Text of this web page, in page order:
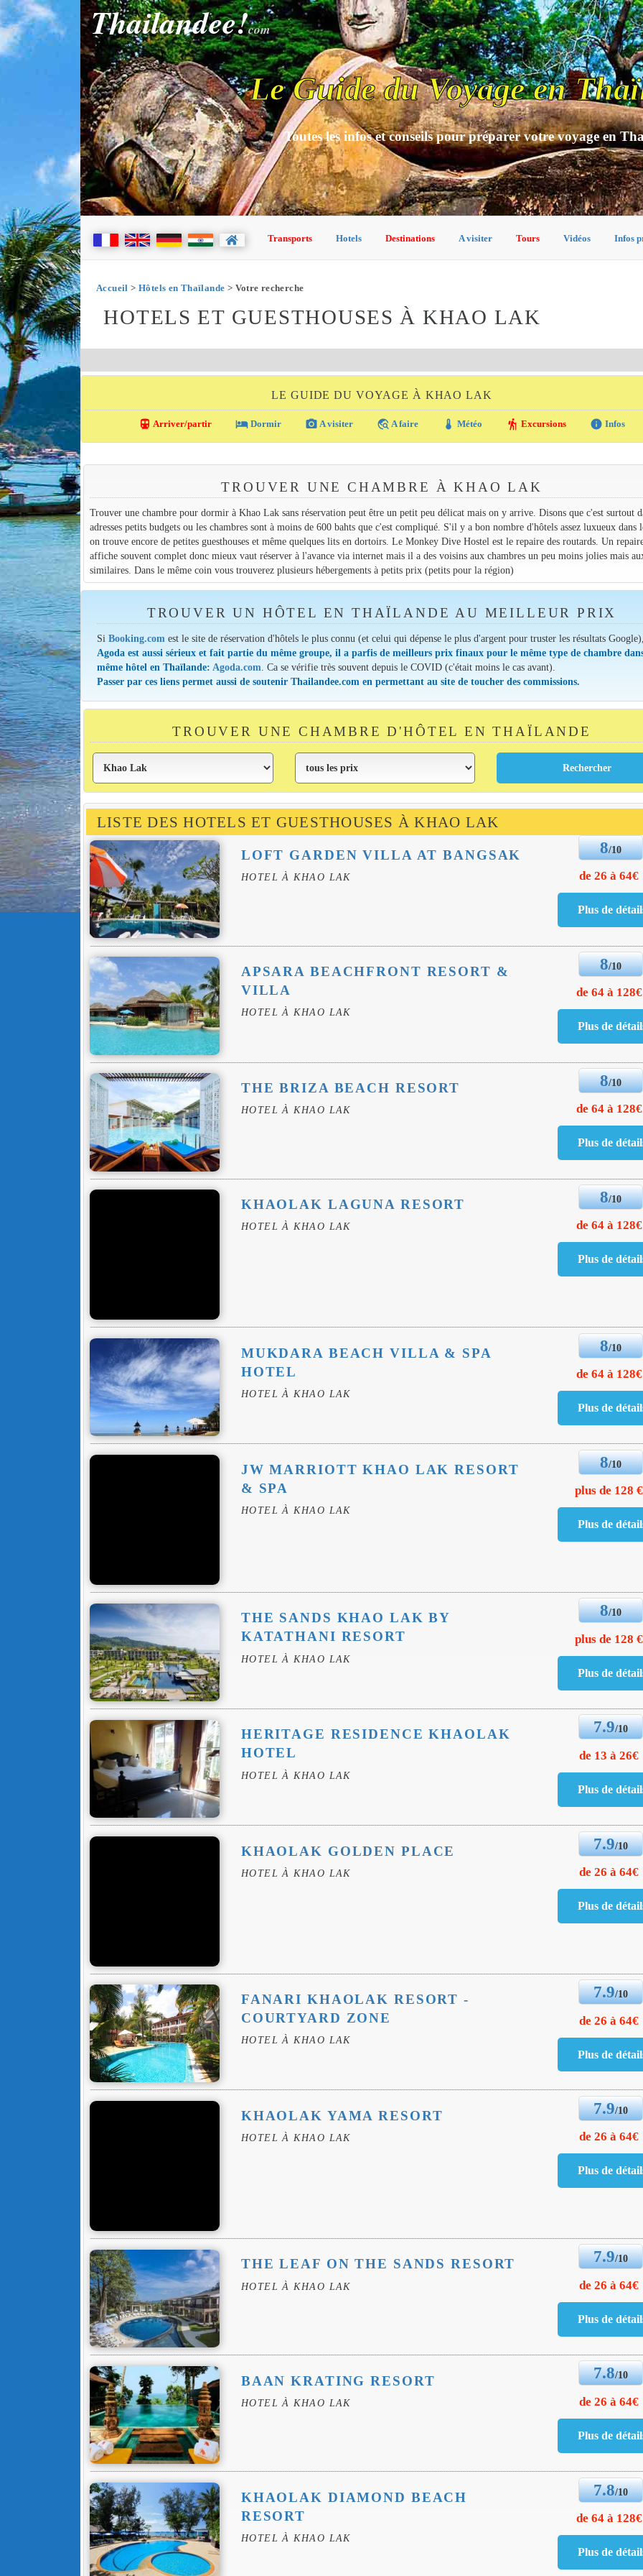
Thailandee!com
Le Guide du Voyage en
Toutes les infos et conseils pour préparer votre voyage en
Transports Hotels Destinations A visiter Tours Vidéos Infos
Accueil > Hôtels en Thaïlande > Votre recherche
HOTELS ET GUESTHOUSES À KHAO LAK
LE GUIDE DU VOYAGE À KHAO LAK
directions_transit Arriver/partir local_hotel Dormir photo_camera A visiter travel_explore A faire thermostat Météo hiking Excursions info Infos
TROUVER UNE CHAMBRE À KHAO LAK
Trouver une chambre pour dormir à Khao Lak sans réservation peut être un petit peu délicat mais on y arrive. Disons que c'est surtout
adresses petits budgets ou les chambres sont à moins de 600 bahts que c'est compliqué. S'il y a bon nombre d'hôtels assez luxueux dans
on trouve encore de petites guesthouses et même quelques lits en dortoirs. Le Monkey Dive Hostel est le repaire des routards. Un
affiche souvent complet donc mieux vaut réserver à l'avance via internet mais il a des voisins aux chambres un peu moins jolies mais
similaires. Dans le même coin vous trouverez plusieurs hébergements à petits prix (petits pour la région)
TROUVER UN HÔTEL EN THAÏLANDE AU MEILLEUR PRIX
SiBooking.com est le site de réservation d'hôtels le plus connu (et celui qui dépense le plus d'argent pour truster les résultats
Agoda est aussi sérieux et fait partie du même groupe, il a parfis de meilleurs prix finaux pour le même type de chambre
même hôtel en Thaïlande: Agoda.com . Ca se vérifie très souvent depuis le COVID (c'était moins le cas avant).
Passer par ces liens permet aussi de soutenir Thailandee.com en permettant au site de toucher des commissions.
TROUVER UNE CHAMBRE D'HÔTEL EN THAÏLANDE
LISTE DES HOTELS ET GUESTHOUSES À KHAO LAK
LOFT GARDEN VILLA AT BANGSAK
HOTEL À KHAO LAK
8/10
de 26 à 64€
APSARA BEACHFRONT RESORT &
VILLA
HOTEL À KHAO LAK
8/10
de 64 à 128€
THE BRIZA BEACH RESORT
HOTEL À KHAO LAK
8/10
de 64 à 128€
KHAOLAK LAGUNA RESORT
HOTEL À KHAO LAK
8/10
de 64 à 128€
MUKDARA BEACH VILLA & SPA
HOTEL
HOTEL À KHAO LAK
8/10
de 64 à 128€
JW MARRIOTT KHAO LAK RESORT
& SPA
HOTEL À KHAO LAK
8/10
plus de 128 €
THE SANDS KHAO LAK BY
KATATHANI RESORT
HOTEL À KHAO LAK
8/10
plus de 128 €
HERITAGE RESIDENCE KHAOLAK
HOTEL
HOTEL À KHAO LAK
7.9/10
de 13 à 26€
KHAOLAK GOLDEN PLACE
HOTEL À KHAO LAK
7.9/10
de 26 à 64€
FANARI KHAOLAK RESORT -
COURTYARD ZONE
HOTEL À KHAO LAK
7.9/10
de 26 à 64€
KHAOLAK YAMA RESORT
HOTEL À KHAO LAK
7.9/10
de 26 à 64€
THE LEAF ON THE SANDS RESORT
HOTEL À KHAO LAK
7.9/10
de 26 à 64€
BAAN KRATING RESORT
HOTEL À KHAO LAK
7.8/10
de 26 à 64€
KHAOLAK DIAMOND BEACH
RESORT
HOTEL À KHAO LAK
7.8/10
de 64 à 128€